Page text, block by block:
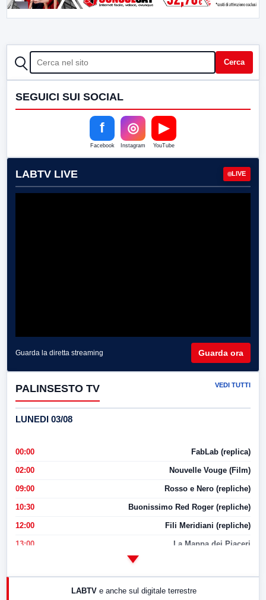
CERCA Cerca
SEGUICI SUI SOCIAL
f
Facebook
◎
Instagram
▶
YouTube
LABTV LIVE LIVE
Guarda la diretta streaming Guarda ora
PALINSESTO TV VEDI TUTTI
LUNEDI 03/08
00:00 FabLab (replica)
02:00 Nouvelle Vouge (Film)
09:00 Rosso e Nero (repliche)
10:30 Buonissimo Red Roger (repliche)
12:00 Fili Meridiani (repliche)
13:00 La Mappa dei Piaceri
LABTV e anche sul digitale terrestre